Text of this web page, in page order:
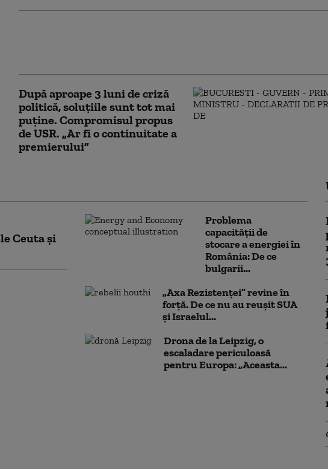
După aproape 3 luni de criză
politică, soluțiile sunt tot mai
puține. Compromisul propus
de USR. „Ar fi o continuitate a
premierului”
Ceuta și
Problema
capacității de
stocare a energiei în
România: De ce
bulgarii...
„Axa Rezistenței” revine în
forță. De ce nu au reușit SUA
și Israelul...
Drona de la Leipzig, o
escaladare periculoasă
pentru Europa: „Aceasta...